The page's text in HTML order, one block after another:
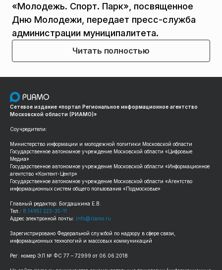
«Молодежь. Спорт. Парк», посвященное
Дню Молодежи, передает пресс-служба
администрации муниципалитета.
Читать полностью
Сетевое издание «портал Региональное информационное агентство
Московской области (РИАМО)»
Соучредители:
Министерство информации и молодежной политики Московской области
Государственное автономное учреждение Московской области «Цифровые
Медиа»
Государственное автономное учреждение Московской области «Информационное
агентство «Контент-Центр»
Государственное автономное учреждение Московской области «Агентство
информационных систем общего пользования «Подмосковье»
Главный редактор: Богдашкина Е.В.
Тел.: 8 (495) 223-35-11
Адрес электронной почты: info@riamo.ru
Зарегистрировано Федеральной службой по надзору в сфере связи,
информационных технологий и массовых коммуникаций
Рег. номер ЭЛ № ФС 77 – 72999 от 06.06.2018